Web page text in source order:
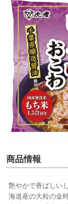
商品情報
艶やかで香ばしい
海道産の大粒の金